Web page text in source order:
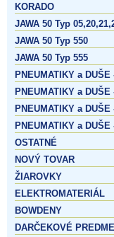
KORADO
JAWA 50 Typ
JAWA 50 Typ 550
JAWA 50 Typ 555
PNEUMATIKY a DUŠE
PNEUMATIKY a
PNEUMATIKY a
PNEUMATIKY a
OSTATNÉ
NOVÝ TOVAR
ŽIAROVKY
ELEKTROMATERIÁL
BOWDENY
DARČEKOVÉ